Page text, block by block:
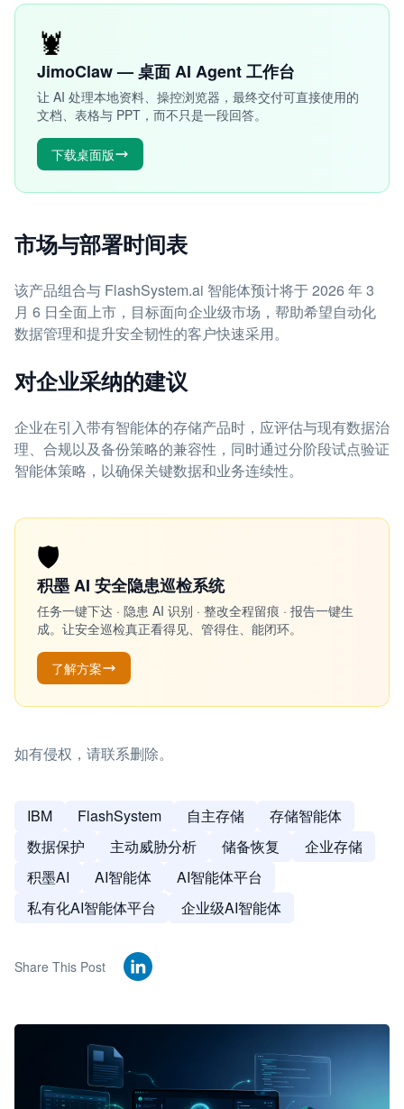
🦞
JimoClaw — 桌面 AI Agent 工作台
让 AI 处理本地资料、操控浏览器，最终交付可直接使用的
文档、表格与 PPT，而不只是一段回答。
下载桌面版
市场与部署时间表
该产品组合与 FlashSystem.ai 智能体预计将于 2026 年 3
月 6 日全面上市，目标面向企业级市场，帮助希望自动化
数据管理和提升安全韧性的客户快速采用。
对企业采纳的建议
企业在引入带有智能体的存储产品时，应评估与现有数据治
理、合规以及备份策略的兼容性，同时通过分阶段试点验证
智能体策略，以确保关键数据和业务连续性。
🛡️
积墨 AI 安全隐患巡检系统
任务一键下达 · 隐患 AI 识别 · 整改全程留痕 · 报告一键生
成。让安全巡检真正看得见、管得住、能闭环。
了解方案
如有侵权，请联系删除。
IBM FlashSystem 自主存储
存储智能体
数据保护
主动威胁分析 储备恢复
企业存储
积墨AI
AI智能体
AI智能体平台
私有化AI智能体平台
企业级AI智能体
Share This Post